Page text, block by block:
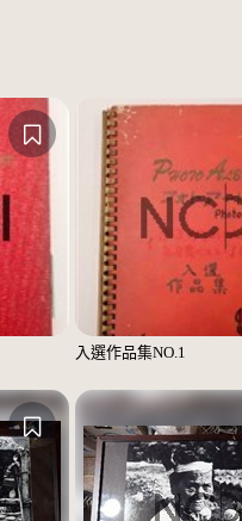
入選作品集NO.1